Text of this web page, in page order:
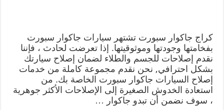
كراج جاكوار سبورت تشتهر سيارات جاكوار سبورت
بفخامتها وجودتها وموثوقيتها. إذا تعرضت لحادث ، فإننا
نقدم إصلاحات للجسم والطلاء لضمان إصلاح سيارتك
بشكل احترافي, نحن نقدم مجموعة كاملة من خدمات
إصلاح السيارات جاكوار سبورت الخاصة بك. من
استعادة الخدوش الصغيرة إلى الإصلاحات الأكثر جوهرية
، سوف نضمن أن تبدو جاكوار …